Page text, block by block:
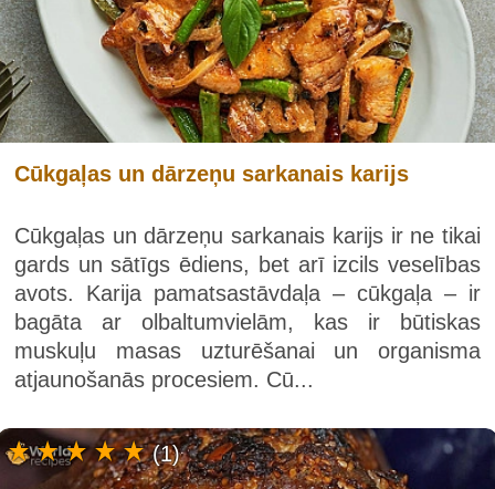
Cūkgaļas un dārzeņu sarkanais karijs
Cūkgaļas un dārzeņu sarkanais karijs ir ne tikai
gards un sātīgs ēdiens, bet arī izcils veselības
avots. Karija pamatsastāvdaļa – cūkgaļa – ir
bagāta ar olbaltumvielām, kas ir būtiskas
muskuļu masas uzturēšanai un organisma
atjaunošanās procesiem. Cū...
(1)